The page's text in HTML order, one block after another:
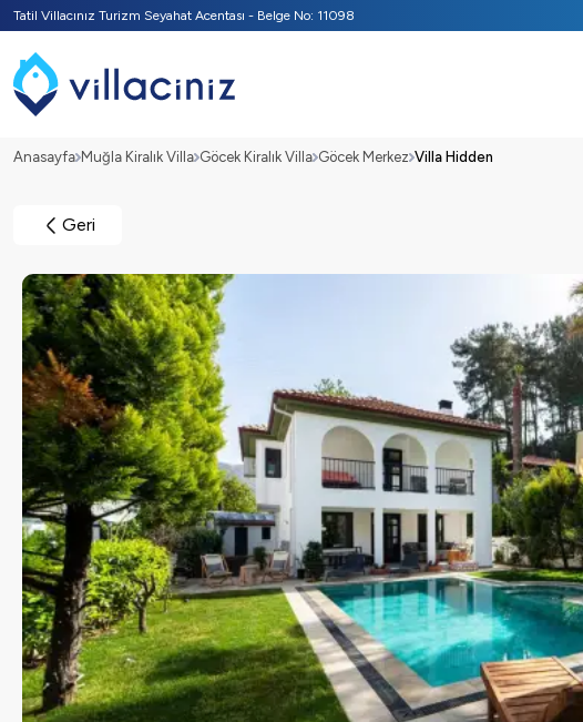
Tatil Villacınız Turizm Seyahat Acentası - Belge No: 11098
Anasayfa Muğla Kiralık Villa Göcek Kiralık Villa Göcek Merkez Villa Hidden
Geri